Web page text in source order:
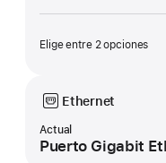
Elige entre 2 opciones
Ethernet
Actual
Puerto Gigabit